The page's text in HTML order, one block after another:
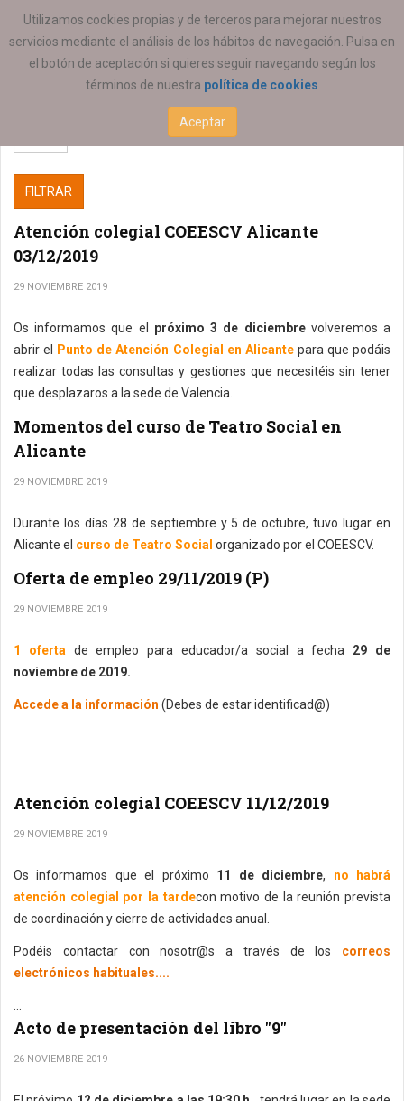
Utilizamos cookies propias y de terceros para mejorar nuestros
servicios mediante el análisis de los hábitos de navegación. Pulsa en
el botón de aceptación si quieres seguir navegando según los
términos de nuestra política de cookies
Aceptar
ESTÁ AQUÍ:
FILTRAR
Atención colegial COEESCV Alicante
03/12/2019
29 NOVIEMBRE 2019
Os informamos que el próximo 3 de diciembre volveremos a
abrir el
Punto de Atención Colegial en Alicantepara que podáis
realizar todas las consultas y gestiones que necesitéis sin tener
que desplazaros a la sede de Valencia.
Momentos del curso de Teatro Social en
Alicante
29 NOVIEMBRE 2019
Durante los días 28 de septiembre y 5 de octubre, tuvo lugar en
Alicante el curso de Teatro Social organizado por el COEESCV.
Oferta de empleo 29/11/2019 (P)
29 NOVIEMBRE 2019
1 oferta de empleo para educador/a social a fecha 29 de
noviembre de 2019.
Accede a la información (Debes de estar identificad@)
Atención colegial COEESCV 11/12/2019
29 NOVIEMBRE 2019
Os informamos que el próximo 11 de diciembre, no habrá
atención colegial por la tardecon motivo de la reunión prevista
de coordinación y cierre de actividades anual.
Podéis contactar con nosotr@s a través de los correos
electrónicos habituales....
Acto de presentación del libro "9"
26 NOVIEMBRE 2019